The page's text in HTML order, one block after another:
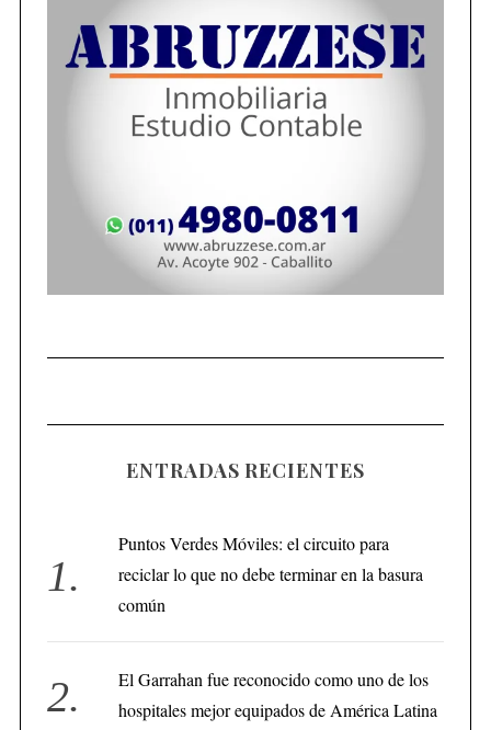
ENTRADAS RECIENTES
Puntos Verdes Móviles: el circuito para
reciclar lo que no debe terminar en la basura
común
El Garrahan fue reconocido como uno de los
hospitales mejor equipados de América Latina